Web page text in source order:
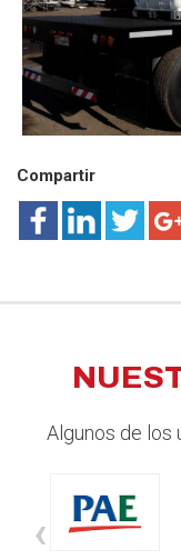
Compartir
Algunos de los
‹